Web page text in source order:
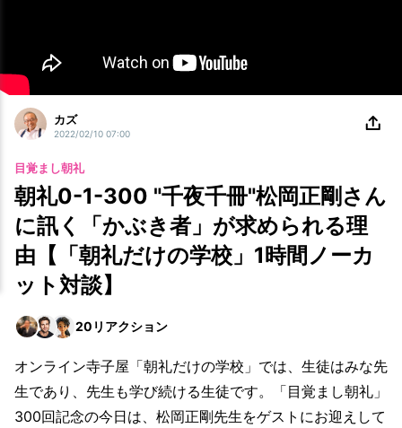
カズ
2022/02/10 07:00
目覚まし朝礼
朝礼0-1-300 "千夜千冊"松岡正剛さん
に訊く「かぶき者」が求められる理
由【「朝礼だけの学校」1時間ノーカ
ット対談】
20 リアクション
オンライン寺子屋「朝礼だけの学校」では、生徒はみな先
生であり、先生も学び続ける生徒です。「目覚まし朝礼」
300回記念の今日は、松岡正剛先生をゲストにお迎えして